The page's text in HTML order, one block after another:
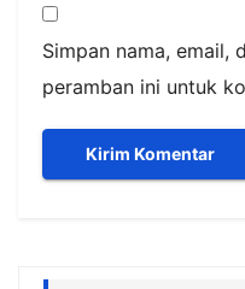
Simpan nama, email,
peramban ini untuk